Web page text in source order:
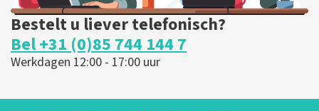
Bestelt u liever telefonisch?
Bel +31 (0)85 744 144 7
Werkdagen 12:00 - 17:00 uur